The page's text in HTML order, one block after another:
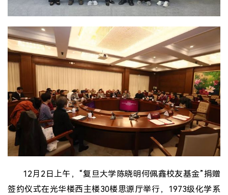
12月2日上午，“复旦大学陈晓明何佩鑫校友基金”捐赠
签约仪式在光华楼西主楼30楼思源厅举行，1973级化学系